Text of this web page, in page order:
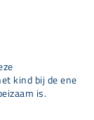
kind bij de ene
is.